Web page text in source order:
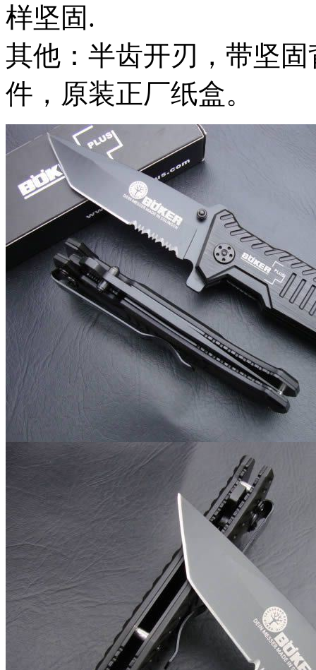
样坚固.
其他：半齿开刃，带坚
件，原装正厂纸盒。